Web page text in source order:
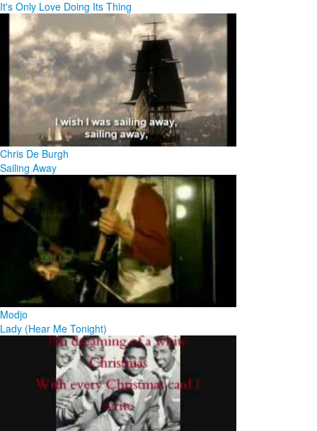
It's Only Love Doing Its Thing
Chris De Burgh
Sailing Away
Modjo
Lady (Hear Me Tonight)